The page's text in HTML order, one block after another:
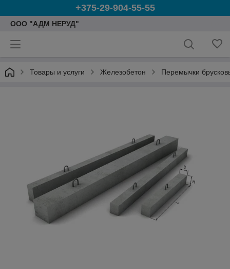
+375-29-904-55-55
ООО "АДМ НЕРУД"
Товары и услуги Железобетон Перемычки